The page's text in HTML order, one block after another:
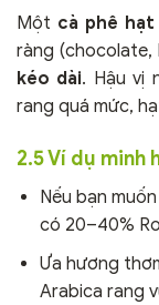
Một cà phê
ràng (chocolate,
kéo dài. Hậu vị
rang quá mức,
2.5 Ví dụ minh
Nếu bạn
có 20–40%
Ưa hương
Arabica rang